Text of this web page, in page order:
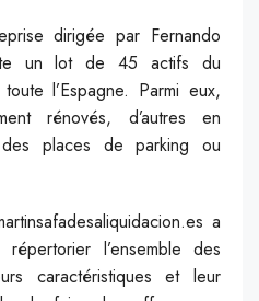
dirigée par Fernando
un lot de 45 actifs du
l’Espagne. Parmi eux,
rénovés, d’autres en
des places de parking ou
a
l’ensemble des
caractéristiques et leur